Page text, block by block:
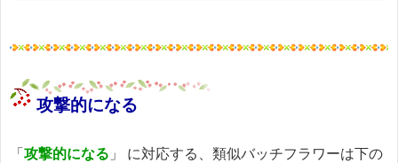
攻撃的になる
「 攻撃的になる 」 に対応する、類似バッチフラワーは下の